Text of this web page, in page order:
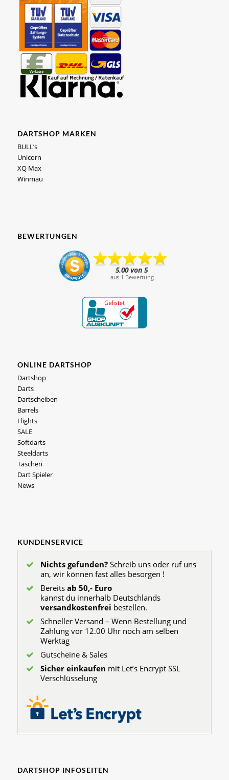
DARTSHOP MARKEN
BULL’s
Unicorn
XQ Max
Winmau
BEWERTUNGEN
ONLINE DARTSHOP
Dartshop
Darts
Dartscheiben
Barrels
Flights
SALE
Softdarts
Steeldarts
Taschen
Dart Spieler
News
KUNDENSERVICE
Nichts gefunden?Schreib uns oder ruf uns
an, wir können fast alles besorgen !
Bereits ab 50,- Euro
kannst du innerhalb Deutschlands
versandkostenfrei bestellen.
Schneller Versand – Wenn Bestellung und
Zahlung vor 12.00 Uhr noch am selben
Werktag
Gutscheine & Sales
Sicher einkaufen mit Let’s Encrypt SSL
Verschlüsselung
DARTSHOP INFOSEITEN